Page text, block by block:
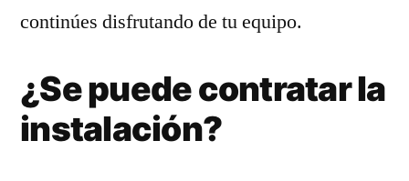
continúes disfrutando de tu equipo.
¿Se puede contratar la
instalación?